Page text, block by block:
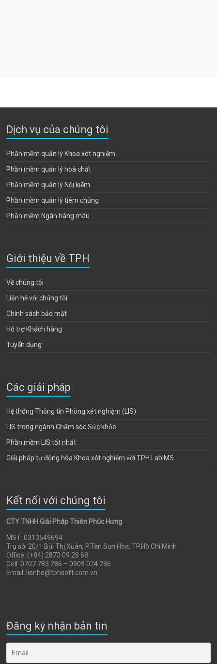
Dịch vụ của chúng tôi
Phần mềm quản lý Khoa xét nghiệm
Phần mềm quản lý hoá chất
Phần mềm quản lý Nội kiểm
Phần mềm quản lý tiêm chủng
Phần mềm Ngân hàng máu
Giới thiệu về TPH
Về chúng tôi
Liên hệ với chúng tôi
Chính sách bảo mật
Hỗ trợ Khách hàng
Tuyển dụng
Các giải pháp
Hệ thống Thông tin Phòng xét nghiệm (LIS)
LIS trong ngành Chăm sóc Sức khỏe
Phần mềm LIS tốt nhất
Giải pháp tự động hóa Khoa xét nghiệm với TPH.LabIMS
Kết nối với chúng tôi
CTY TNHH Giải Pháp Thiên Phúc Hưng
MST: 0313549694
Trụ sở: 20/1 Bùi Thị Xuân, P.Tân Sơn Hòa, TP.Hồ Chí Minh
Office: (+84) 2873 09 28 68
Cell: 0707 783 286 – 0909 024 286
Email: lienhe@tphsoft.com.vn
Đăng ký nhận bản tin